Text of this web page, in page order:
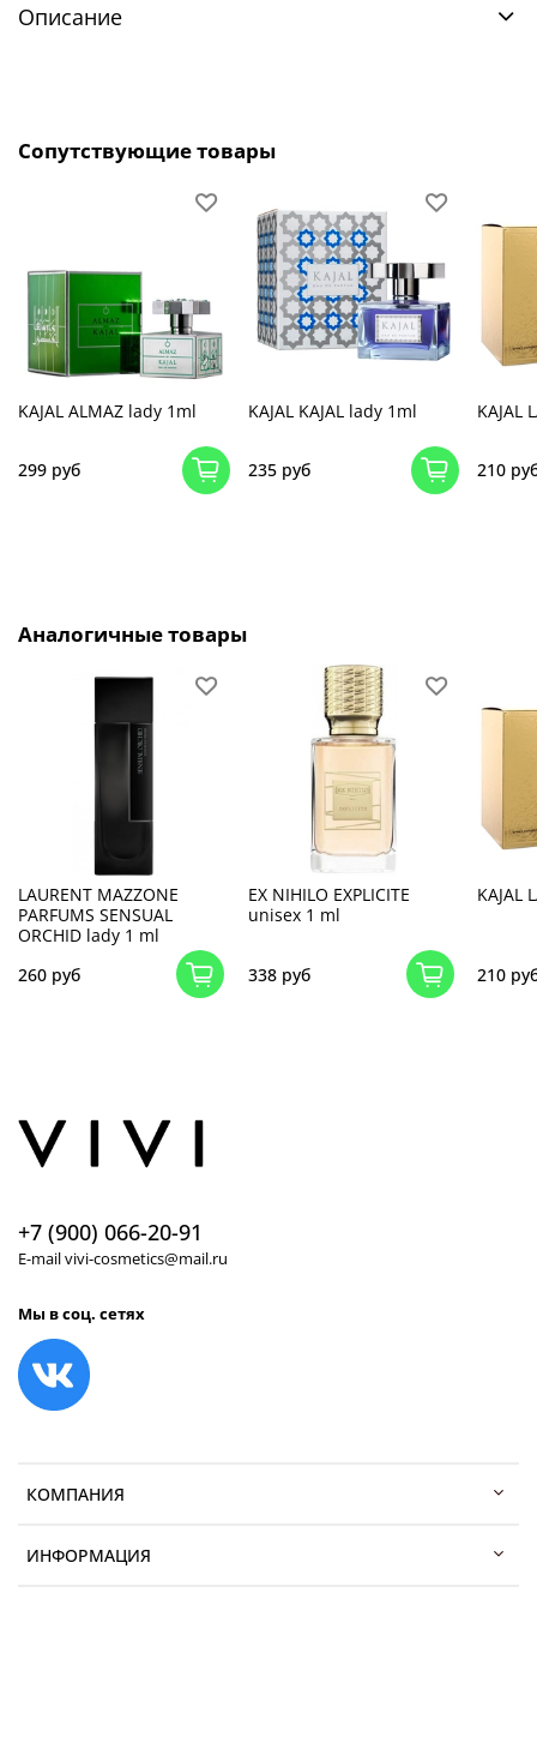
Описание
Сопутствующие товары
KAJAL ALMAZ lady 1ml
299 руб
KAJAL KAJAL lady 1ml
235 руб
KAJAL
210
Аналогичные товары
LAURENT MAZZONE
PARFUMS SENSUAL
ORCHID lady 1 ml
260 руб
EX NIHILO EXPLICITE
unisex 1 ml
338 руб
KAJAL
210
КОМПАНИЯ
ИНФОРМАЦИЯ
+7 (900) 066-20-91
E-mail vivi-cosmetics@mail.ru
Мы в соц. сетях